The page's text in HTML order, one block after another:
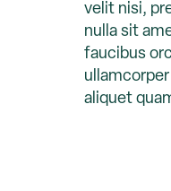
velit nisi,
nulla sit
faucibus
aliquet